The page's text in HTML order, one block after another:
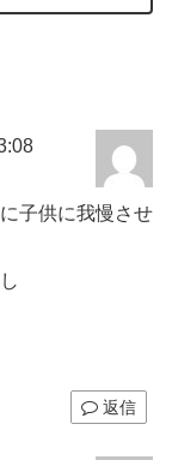
子供に我慢させ
返信